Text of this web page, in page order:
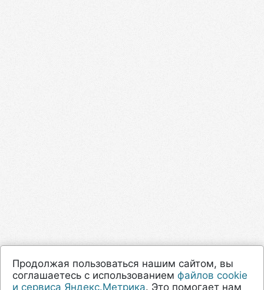
Продолжая пользоваться нашим сайтом, вы
соглашаетесь с использованием файлов cookie
и сервиса Яндекс.Метрика. Это помогает нам